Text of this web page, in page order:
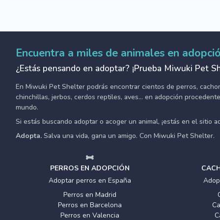
Encuentra a miles de animales en
¿Estás pensando en adoptar? ¡Prueba Miwuki Pet
En Miwuki Pet Shelter podrás encontrar cientos de perros,
chinchillas, jerbos, cerdos reptiles, aves... en adopción
mundo.
Si estás buscando adoptar o acoger un animal, ¡estás en el sitio
Adopta. Salva una vida, gana un amigo. Con Miwuki Pet Shelter.
PERROS EN ADOPCIÓN
Adoptar perros en España
Perros en Madrid
Perros en Barcelona
Perros en Valencia